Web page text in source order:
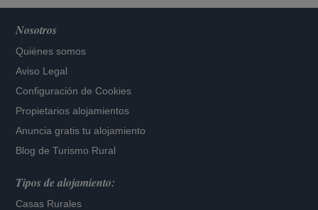
Nosotros
Quiénes somos
Aviso Legal
Configuración de Cookies
Propietarios alojamientos
Anuncia gratis tu alojamiento
Blog de Turismo Rural
Tipos de alojamiento:
Casas Rurales